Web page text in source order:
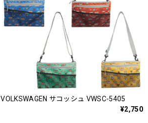
VOLKSWAGEN サコッシュ VWSC-5405
¥2,750